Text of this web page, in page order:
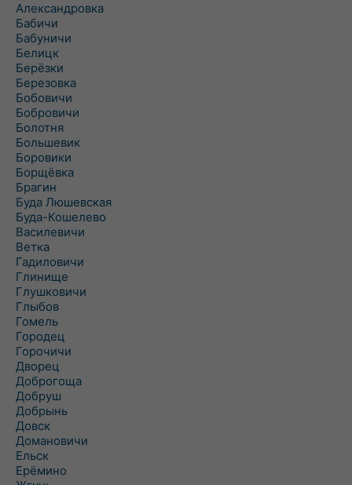
Александровка
Бабичи
Бабуничи
Белицк
Берёзки
Березовка
Бобовичи
Бобровичи
Болотня
Большевик
Боровики
Борщёвка
Брагин
Буда Люшевская
Буда-Кошелево
Василевичи
Ветка
Гадиловичи
Глинище
Глушковичи
Глыбов
Гомель
Городец
Горочичи
Дворец
Доброгоща
Добруш
Добрынь
Довск
Домановичи
Ельск
Ерёмино